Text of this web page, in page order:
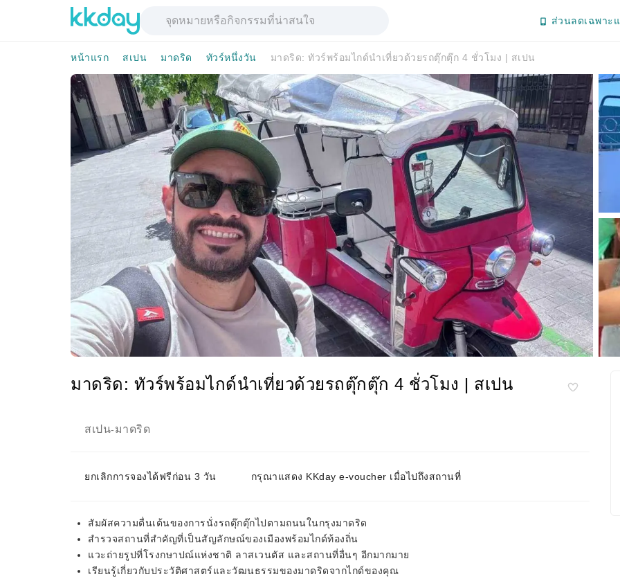
ส่วนลดเฉพาะ
หน้าแรก สเปน มาดริด ทัวร์หนึ่งวัน มาดริด: ทัวร์พร้อมไกด์นำเที่ยวด้วยรถตุ๊กตุ๊ก 4 ชั่วโมง | สเปน
มาดริด: ทัวร์พร้อมไกด์นำเที่ยวด้วยรถตุ๊กตุ๊ก 4 ชั่วโมง | สเปน
สเปน-มาดริด
ยกเลิกการจองได้ฟรีก่อน 3 วัน กรุณาแสดง KKday e-voucher เมื่อไปถึงสถานที่
สัมผัสความตื่นเต้นของการนั่งรถตุ๊กตุ๊กไปตามถนนในกรุงมาดริด
สำรวจสถานที่สำคัญที่เป็นสัญลักษณ์ของเมืองพร้อมไกด์ท้องถิ่น
แวะถ่ายรูปที่โรงกษาปณ์แห่งชาติ ลาสเวนตัส และสถานที่อื่นๆ อีกมากมาย
เรียนรู้เกี่ยวกับประวัติศาสตร์และวัฒนธรรมของมาดริดจากไกด์ของคุณ